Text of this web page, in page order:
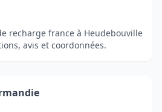
recharge france à Heudebouville
avis et coordonnées.